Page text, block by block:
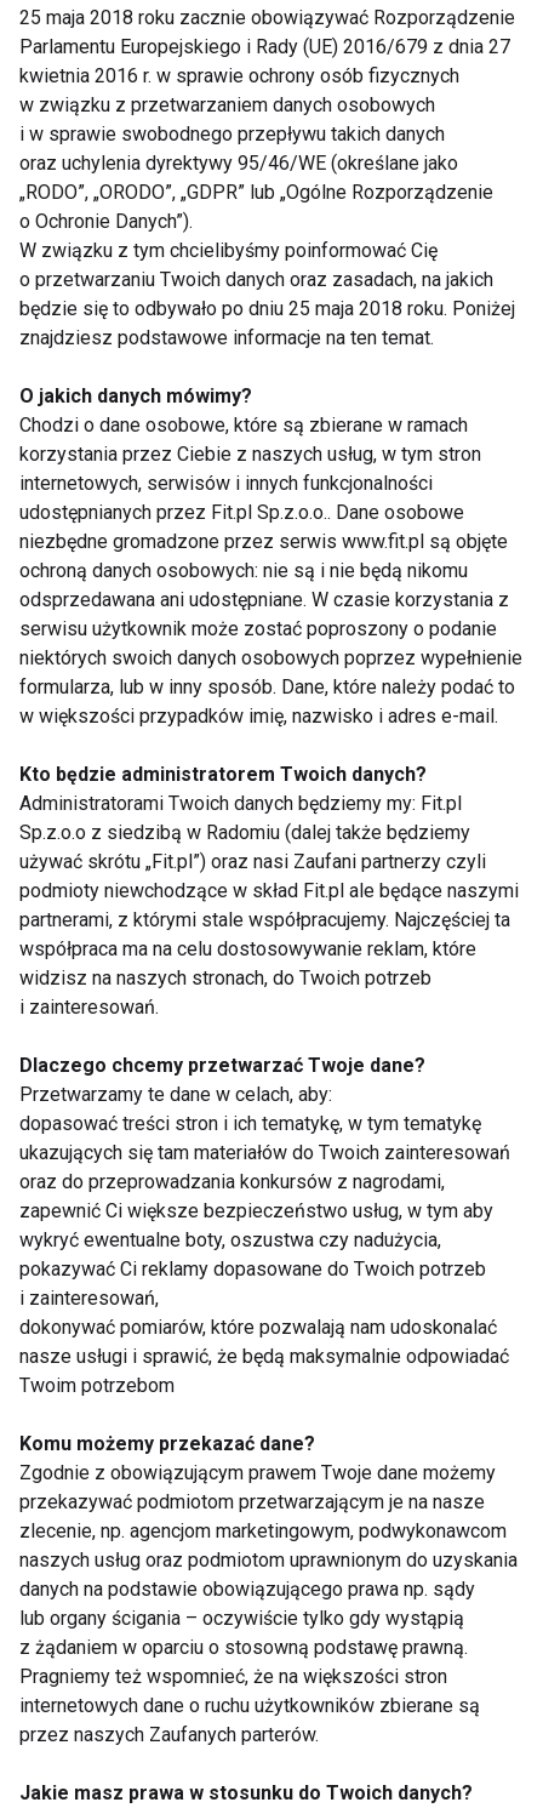
nastąpić po którki spacerze, koniecznie na świeżym
powietrzu.
www.fit.pl
SPACER HUMOR ENDORFINY
HORMONY SZCZĘŚCIA WELLNESS
spacer
Spacer jako
niedoceniany trening
całego ciała
Aktywność na
świeżym powietrzu –
jak spacerowanie
wspomaga redukcję
zdrowie psychiczne
5 powodów, dla
których powinieneś
spacerować
Spodnie Reima -
idealne na zimowy
spacer
Humor
Sposób na zły nastrój
Terapia słońcem Woda + słońce
25 maja 2018 roku zacznie obowiązywać Rozporządzenie
Parlamentu Europejskiego i Rady (UE) 2016/679 z dnia 27
kwietnia 2016 r. w sprawie ochrony osób fizycznych
w związku z przetwarzaniem danych osobowych
i w sprawie swobodnego przepływu takich danych
oraz uchylenia dyrektywy 95/46/WE (określane jako
„RODO”, „ORODO”, „GDPR” lub „Ogólne Rozporządzenie
o Ochronie Danych”).
W związku z tym chcielibyśmy poinformować Cię
o przetwarzaniu Twoich danych oraz zasadach, na jakich
będzie się to odbywało po dniu 25 maja 2018 roku. Poniżej
znajdziesz podstawowe informacje na ten temat.
O jakich danych mówimy?
Chodzi o dane osobowe, które są zbierane w ramach
korzystania przez Ciebie z naszych usług, w tym stron
internetowych, serwisów i innych funkcjonalności
udostępnianych przez Fit.pl Sp.z.o.o.. Dane osobowe
niezbędne gromadzone przez serwis www.fit.pl są objęte
ochroną danych osobowych: nie są i nie będą nikomu
odsprzedawana ani udostępniane. W czasie korzystania z
serwisu użytkownik może zostać poproszony o podanie
niektórych swoich danych osobowych poprzez wypełnienie
formularza, lub w inny sposób. Dane, które należy podać to
w większości przypadków imię, nazwisko i adres e-mail.
Kto będzie administratorem Twoich danych?
Administratorami Twoich danych będziemy my: Fit.pl
Sp.z.o.o z siedzibą w Radomiu (dalej także będziemy
używać skrótu „Fit.pl”) oraz nasi Zaufani partnerzy czyli
podmioty niewchodzące w skład Fit.pl ale będące naszymi
partnerami, z którymi stale współpracujemy. Najczęściej ta
współpraca ma na celu dostosowywanie reklam, które
widzisz na naszych stronach, do Twoich potrzeb
i zainteresowań.
Dlaczego chcemy przetwarzać Twoje dane?
Przetwarzamy te dane w celach, aby:
dopasować treści stron i ich tematykę, w tym tematykę
ukazujących się tam materiałów do Twoich zainteresowań
oraz do przeprowadzania konkursów z nagrodami,
zapewnić Ci większe bezpieczeństwo usług, w tym aby
wykryć ewentualne boty, oszustwa czy nadużycia,
pokazywać Ci reklamy dopasowane do Twoich potrzeb
i zainteresowań,
dokonywać pomiarów, które pozwalają nam udoskonalać
nasze usługi i sprawić, że będą maksymalnie odpowiadać
Twoim potrzebom
Komu możemy przekazać dane?
Zgodnie z obowiązującym prawem Twoje dane możemy
przekazywać podmiotom przetwarzającym je na nasze
zlecenie, np. agencjom marketingowym, podwykonawcom
naszych usług oraz podmiotom uprawnionym do uzyskania
danych na podstawie obowiązującego prawa np. sądy
lub organy ścigania – oczywiście tylko gdy wystąpią
z żądaniem w oparciu o stosowną podstawę prawną.
Pragniemy też wspomnieć, że na większości stron
internetowych dane o ruchu użytkowników zbierane są
przez naszych Zaufanych parterów.
Jakie masz prawa w stosunku do Twoich danych?